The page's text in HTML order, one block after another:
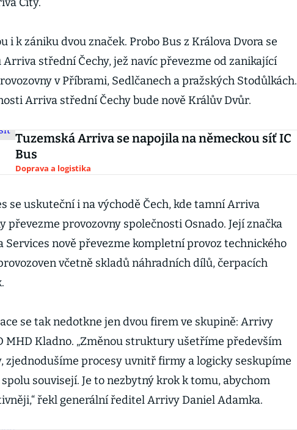
i k zániku dvou značek. Probo Bus z Králova Dvora se
střední Čechy, jež navíc převezme od zanikající
v Příbrami, Sedlčanech a pražských Stodůlkách.
Arriva střední Čechy bude nově Králův Dvůr.
Tuzemská Arriva se napojila na německou síť IC
Bus
Doprava a logistika
se uskuteční i na východě Čech, kde tamní Arriva
převezme provozovny společnosti Osnado. Její značka
Services nově převezme kompletní provoz technického
včetně skladů náhradních dílů, čerpacích
se tak nedotkne jen dvou firem ve skupině: Arrivy
MHD Kladno. „Změnou struktury ušetříme především
zjednodušíme procesy uvnitř firmy a logicky seskupíme
souvisejí. Je to nezbytný krok k tomu, abychom
řekl generální ředitel Arrivy Daniel Adamka.